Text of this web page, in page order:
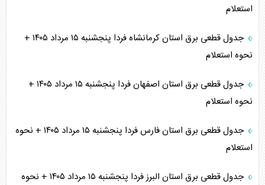
استعلام
جدول قطعی برق استان کرمانشاه فردا پنجشنبه ۱۵ مرداد ۱۴۰۵ +
نحوه استعلام
جدول قطعی برق استان اصفهان فردا پنجشنبه ۱۵ مرداد ۱۴۰۵ +
نحوه استعلام
جدول قطعی برق استان فارس فردا پنجشنبه ۱۵ مرداد ۱۴۰۵ + نحوه
استعلام
جدول قطعی برق استان البرز فردا پنجشنبه ۱۵ مرداد ۱۴۰۵ + نحوه